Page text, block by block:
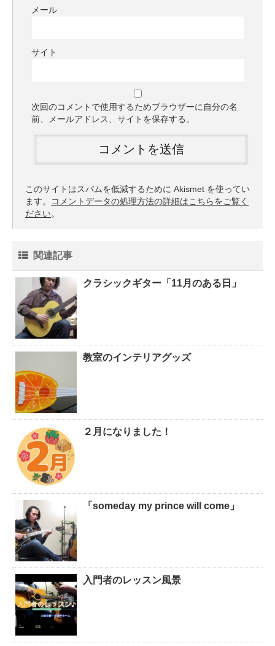
メール
サイト
次回のコメントで使用するためブラウザーに自分の名
前、メールアドレス、サイトを保存する。
このサイトはスパムを低減するために Akismet を使ってい
ます。
コメントデータの処理方法の詳細はこちらをご覧く
ださい。
関連記事
クラシックギター「11月のある日」
教室のインテリアグッズ
２月になりました！
「someday my prince will come」
入門者のレッスン風景